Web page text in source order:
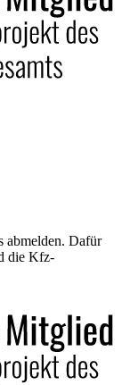
abmelden. Dafür
die Kfz-